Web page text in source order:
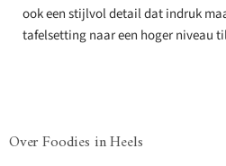
ook een stijlvol detail dat indruk
tafelsetting naar een hoger niveau
Over Foodies in Heels